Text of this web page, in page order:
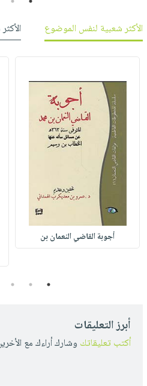
الأكثر شعبية لنفس الموضوع
أجوبة القاضي النعمان بن
1
2
3
أبرز التعليقات
أكتب تعليقاتك وشارك أراءك مع